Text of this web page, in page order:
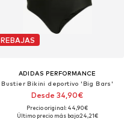
REBAJAS
ADIDAS PERFORMANCE
Bustier Bikini deportivo 'Big Bars'
Desde 34,90€
Precio original: 44,90€
Último precio más bajo:24,21€